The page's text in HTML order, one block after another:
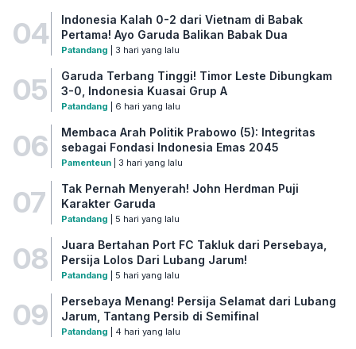
04
Indonesia Kalah 0-2 dari Vietnam di Babak
Pertama! Ayo Garuda Balikan Babak Dua
Patandang | 3 hari yang lalu
05
Garuda Terbang Tinggi! Timor Leste Dibungkam
3-0, Indonesia Kuasai Grup A
Patandang | 6 hari yang lalu
06
Membaca Arah Politik Prabowo (5): Integritas
sebagai Fondasi Indonesia Emas 2045
Pamenteun| 3 hari yang lalu
07
Tak Pernah Menyerah! John Herdman Puji
Karakter Garuda
Patandang | 5 hari yang lalu
08
Juara Bertahan Port FC Takluk dari Persebaya,
Persija Lolos Dari Lubang Jarum!
Patandang | 5 hari yang lalu
09
Persebaya Menang! Persija Selamat dari Lubang
Jarum, Tantang Persib di Semifinal
Patandang | 4 hari yang lalu